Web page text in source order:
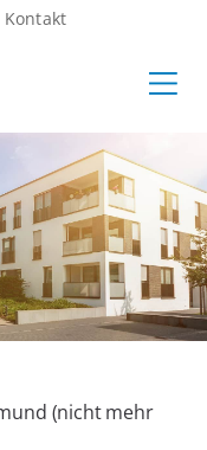
Kontakt
(nicht mehr